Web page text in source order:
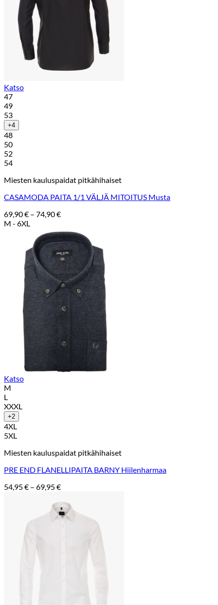
Katso
47
49
53
+4
48
50
52
54
Miesten kauluspaidat pitkähihaiset
CASAMODA PAITA 1/1 VÄLJÄ MITOITUS Musta
69,90€ – 74,90€Hintaluokka:
-
74,90 €
M - 6XL
Katso
M
L
XXXL
+2
4XL
5XL
Miesten kauluspaidat pitkähihaiset
PRE END FLANELLIPAITA BARNY Hiilenharmaa
54,95€ – 69,95€Hintaluokka:
-
69,95 €